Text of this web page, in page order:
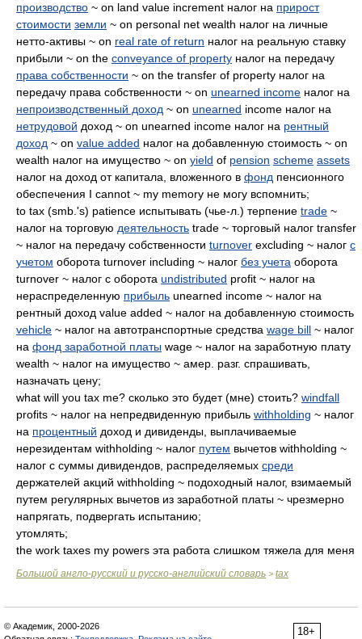
производство ~ on land value increment налог на прирост
стоимости земли ~ on personal net wealth налог на личные
нетто-активы ~ on real rate of return налог на реальную ставку
прибыли ~ on the conveyance of property налог на передачу
права собственности ~ on the transfer of property налог на
передачу права собственности ~ on unearned income налог на
непроизводственный доход ~ on unearned income налог на
нетрудовой доход ~ on unearned income налог на рентный
доход ~ on value added налог на добавленную стоимость ~ on
wealth налог на имущество ~ on yield of pension scheme assets
налог на доход от капитала, вложенного в фонд пенсионного
обеспечения I cannot ~ my memory не могу вспомнить;
to tax (smb.'s) patience испытывать (чье-л.) терпение trade ~
налог на торговую деятельность trade ~ торговый налог transfer
~ налог на передачу собственности turnover excluding ~ налог с
учетом оборота turnover including ~ налог без учета оборота
turnover ~ налог с оборота undistributed profit ~ налог на
нераспределенную прибыль unearned income ~ налог на
рентный доход value added ~ налог на добавленную стоимость
vehicle ~ налог на автотранспортные средства wage bill ~ налог
на фонд заработной платы wage ~ налог на заработную плату
wealth ~ налог на имущество ~ амер. разг. спрашивать,
назначать цену;
what will you tax me? сколько это будет (мне) стоить? windfall
profits ~ налог на непредвиденную прибыль withholding ~ налог
на процентный доход и дивиденды, выплачиваемые
нерезидентам withholding ~ налог путем вычетов withholding ~
налог с суммы дивидендов, распределяемых среди
держателей акций withholding ~ подоходный налог, взимаемый
путем регулярных вычетов из заработной платы ~ чрезмерно
напрягать, подвергать испытанию;
утомлять;
the work taxes my powers эта работа слишком тяжела для меня
Большой англо-русский и русско-английский словарь > tax
18+
© Академик, 2000-2026